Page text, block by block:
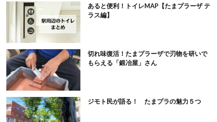
あると便利！トイレMAP【たまプラーザ テ
ラス編】
切れ味復活！たまプラーザで刃物を研いで
もらえる「鍛冶屋」さん
ジモト民が語る！ たまプラの魅力５つ